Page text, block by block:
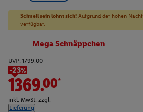
Schnell sein lohnt sich! Aufgrund der hohen
verfügbar.
Mega Schnäppchen
UVP: 1799.00
-23%
1369.00*
inkl. MwSt. zzgl.
Lieferung